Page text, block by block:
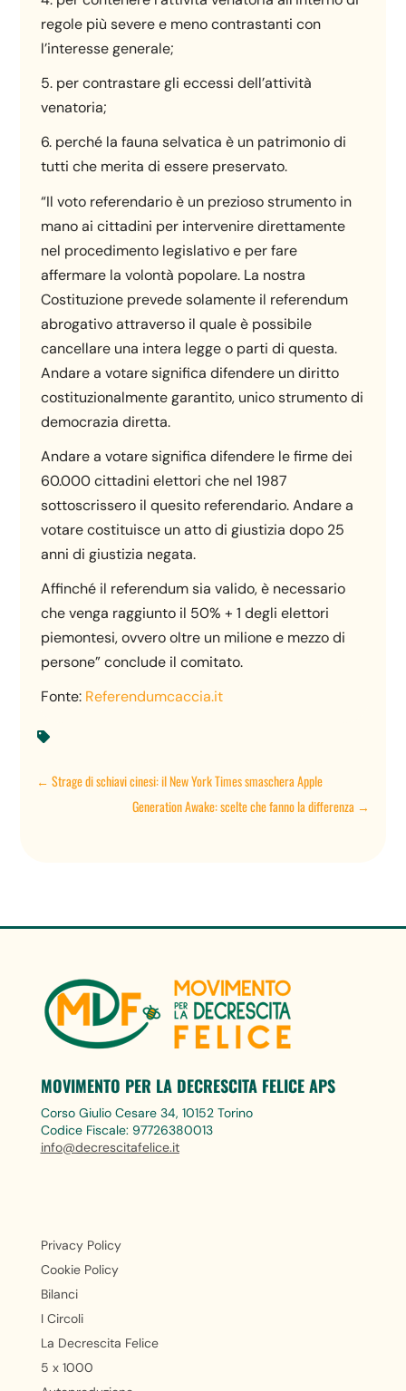
regole più severe e meno contrastanti con
l’interesse generale;
5. per contrastare gli eccessi dell’attività
venatoria;
6. perché la fauna selvatica è un patrimonio di
tutti che merita di essere preservato.
“Il voto referendario è un prezioso strumento in
mano ai cittadini per intervenire direttamente
nel procedimento legislativo e per fare
affermare la volontà popolare. La nostra
Costituzione prevede solamente il referendum
abrogativo attraverso il quale è possibile
cancellare una intera legge o parti di questa.
Andare a votare significa difendere un diritto
costituzionalmente garantito, unico strumento di
democrazia diretta.
Andare a votare significa difendere le firme dei
60.000 cittadini elettori che nel 1987
sottoscrissero il quesito referendario. Andare a
votare costituisce un atto di giustizia dopo 25
anni di giustizia negata.
Affinché il referendum sia valido, è necessario
che venga raggiunto il 50% + 1 degli elettori
piemontesi, ovvero oltre un milione e mezzo di
persone” conclude il comitato.
Fonte: Referendumcaccia.it

←Strage di schiavi cinesi: il New York Times smaschera Apple
Generation Awake: scelte che fanno la differenza→
MOVIMENTO PER LA DECRESCITA FELICE APS
Corso Giulio Cesare 34, 10152 Torino
Codice Fiscale: 97726380013
info@decrescitafelice.it
Privacy Policy
Cookie Policy
Bilanci
I Circoli
La Decrescita Felice
5 x 1000